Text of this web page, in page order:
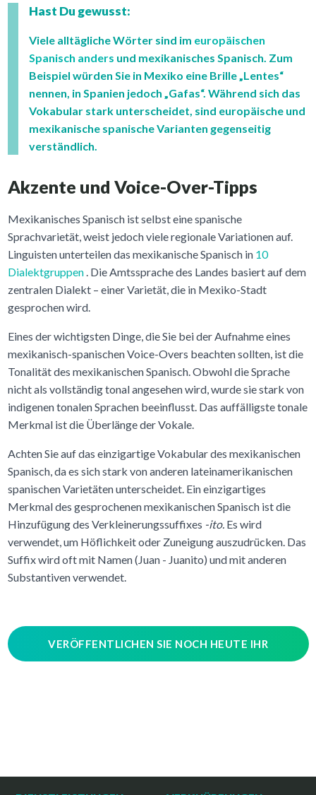
Hast Du gewusst:
Viele alltägliche Wörter sind im europäischen
Spanisch anders und mexikanisches Spanisch. Zum
Beispiel würden Sie in Mexiko eine Brille „Lentes“
nennen, in Spanien jedoch „Gafas“. Während sich das
Vokabular stark unterscheidet, sind europäische und
mexikanische spanische Varianten gegenseitig
verständlich.
Akzente und Voice-Over-Tipps
Mexikanisches Spanisch ist selbst eine spanische
Sprachvarietät, weist jedoch viele regionale Variationen auf.
Linguisten unterteilen das mexikanische Spanisch in 10
Dialektgruppen. Die Amtssprache des Landes basiert auf dem
zentralen Dialekt – einer Varietät, die in Mexiko-Stadt
gesprochen wird.
Eines der wichtigsten Dinge, die Sie bei der Aufnahme eines
mexikanisch-spanischen Voice-Overs beachten sollten, ist die
Tonalität des mexikanischen Spanisch. Obwohl die Sprache
nicht als vollständig tonal angesehen wird, wurde sie stark von
indigenen tonalen Sprachen beeinflusst. Das auffälligste tonale
Merkmal ist die Überlänge der Vokale.
Achten Sie auf das einzigartige Vokabular des mexikanischen
Spanisch, da es sich stark von anderen lateinamerikanischen
spanischen Varietäten unterscheidet. Ein einzigartiges
Merkmal des gesprochenen mexikanischen Spanisch ist die
Hinzufügung des Verkleinerungssuffixes -ito. Es wird
verwendet, um Höflichkeit oder Zuneigung auszudrücken. Das
Suffix wird oft mit Namen (Juan - Juanito) und mit anderen
Substantiven verwendet.
VERÖFFENTLICHEN SIE NOCH HEUTE IHR